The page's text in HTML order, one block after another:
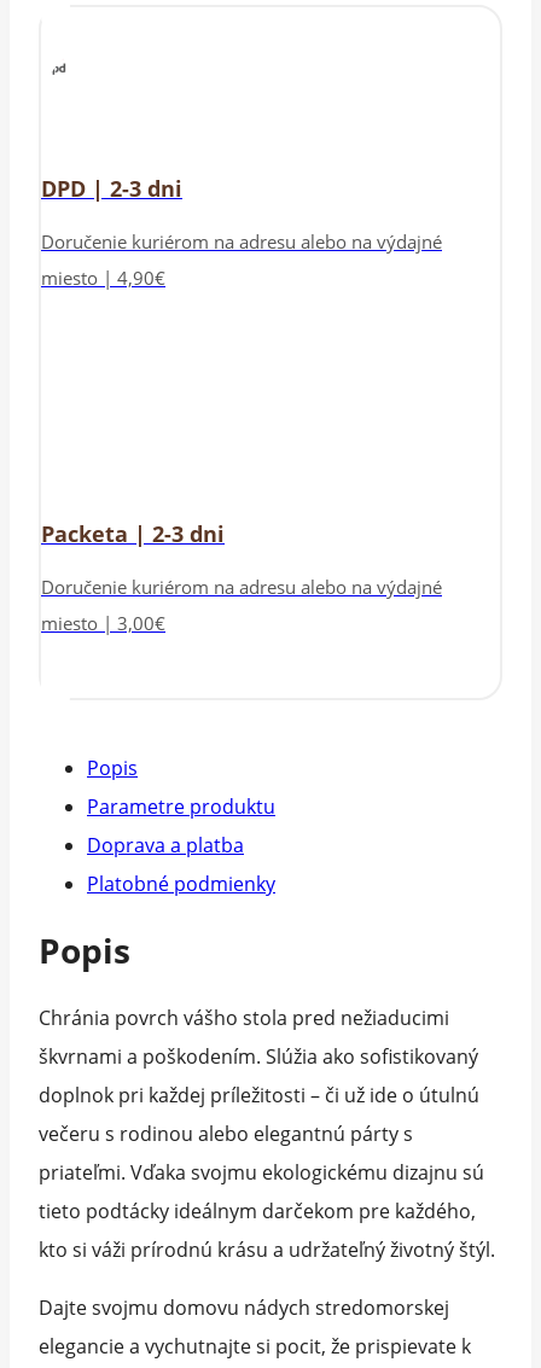
DPD | 2-3 dni
Doručenie kuriérom na adresu alebo na výdajné
miesto | 4,90€
Packeta | 2-3 dni
Doručenie kuriérom na adresu alebo na výdajné
miesto | 3,00€
Popis
Parametre produktu
Doprava a platba
Platobné podmienky
Popis
Chránia povrch vášho stola pred nežiaducimi
škvrnami a poškodením. Slúžia ako sofistikovaný
doplnok pri každej príležitosti – či už ide o útulnú
večeru s rodinou alebo elegantnú párty s
priateľmi. Vďaka svojmu ekologickému dizajnu sú
tieto podtácky ideálnym darčekom pre každého,
kto si váži prírodnú krásu a udržateľný životný štýl.
Dajte svojmu domovu nádych stredomorskej
elegancie a vychutnajte si pocit, že prispievate k